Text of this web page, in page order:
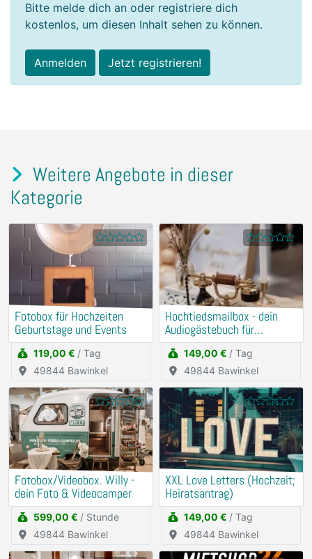
Bitte melde dich an oder registriere dich
kostenlos, um diesen Inhalt sehen zu können.
Anmelden Jetzt registrieren!
Weitere Angebote in dieser
Kategorie
Fotobox für Hochzeiten
Geburtstage und Events
119,00 € / Tag
49844 Bawinkel
Hochtiedsmailbox - dein
Audiogästebuch für
Hochzeiten, Geburtstage
und Events
149,00 € / Tag
49844 Bawinkel
Fotobox/Videobox. Willy -
dein Foto & Videocamper
599,00 € / Stunde
49844 Bawinkel
XXL Love Letters (Hochzeit;
Heiratsantrag)
149,00 € / Tag
49844 Bawinkel